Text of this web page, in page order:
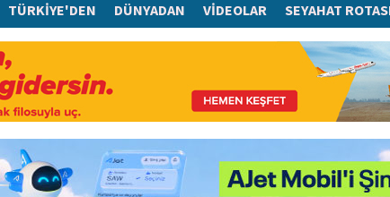
TÜRKİYE'DEN DÜNYADAN VİDEOLAR SEYAHAT